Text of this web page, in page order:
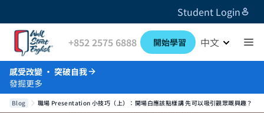
Student Login
+852 2575 6888 開始學習 中文
感受改變 · 突破自我
發掘更多
Blog 職場 Presentation 小技巧（上）：開場白應該點樣講 先可以吸引觀眾嘅興趣？